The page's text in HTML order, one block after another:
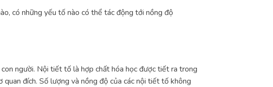
có những yếu tố nào có thể tác động tới nồng độ
người. Nội tiết tố là hợp chất hóa học được tiết ra trong
đích. Số lượng và nồng độ của các nội tiết tố không